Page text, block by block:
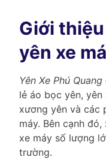
Giới
yên xe
Yên Xe Phú Quang
lẻ áo bọc yên, yên
xương yên và các
máy. Bên cạnh
xe máy số lượng
trường.